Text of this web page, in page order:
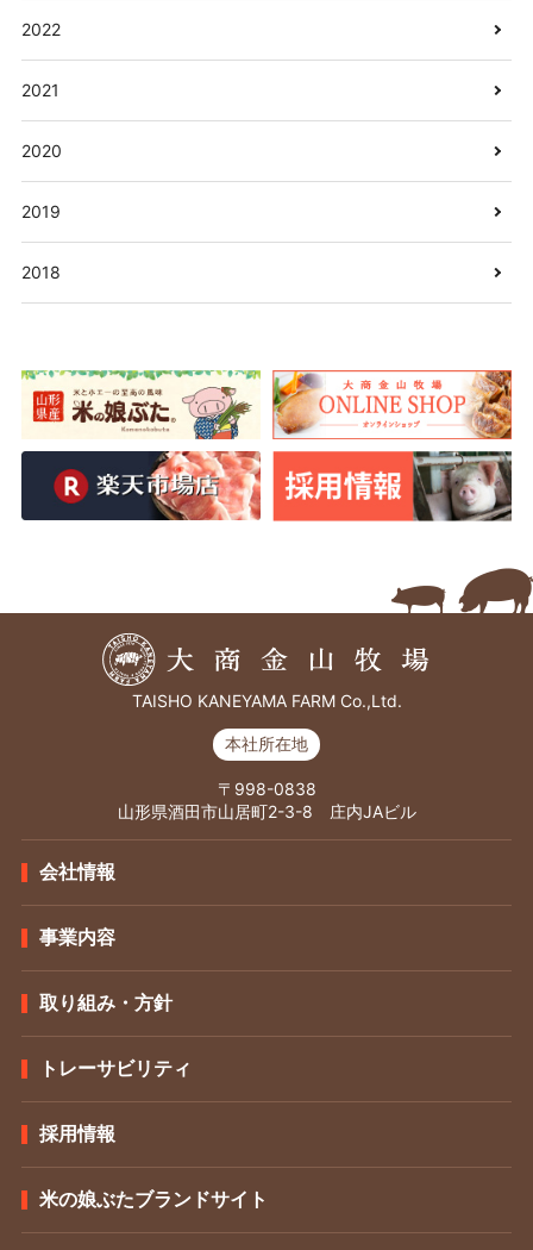
2022
2021
2020
2019
2018
TAISHO KANEYAMA FARM Co.,Ltd.
本社所在地
〒998-0838
山形県酒田市山居町2-3-8 庄内JAビル
会社情報
事業内容
取り組み・方針
トレーサビリティ
採用情報
米の娘ぶたブランドサイト